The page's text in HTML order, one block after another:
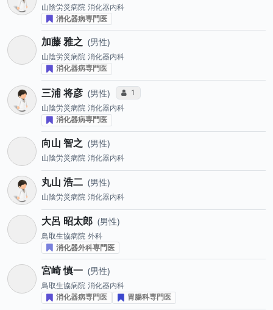
山陰労災病院 消化器内科
消化器病専門医
加藤 雅之 男性
山陰労災病院 消化器内科
消化器病専門医
三浦 将彦 男性 コミュニケーション・タイプ投票数
1
山陰労災病院 消化器内科
消化器病専門医
向山 智之 男性
山陰労災病院 消化器内科
丸山 浩二 男性
山陰労災病院 消化器内科
大呂 昭太郎 男性
鳥取生協病院 外科
消化器外科専門医
宮崎 慎一 男性
鳥取生協病院 消化器内科
消化器病専門医
胃腸科専門医